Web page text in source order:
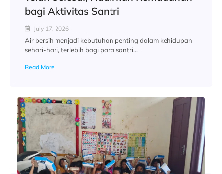
bagi Aktivitas Santri
July 17, 2026
Air bersih menjadi kebutuhan penting dalam kehidupan
sehari-hari, terlebih bagi para santri...
Read More